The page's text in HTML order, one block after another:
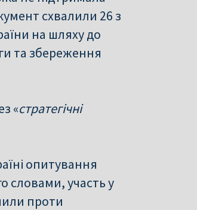
схвалили 26 з
на шляху до
та збереження
«стратегічні
опитування
словами, участь у
проти